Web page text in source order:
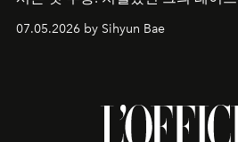
07.05.2026 by Sihyun Bae